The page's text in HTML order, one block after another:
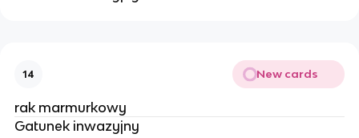
14 New cards
rak marmurkowy
Gatunek inwazyjny